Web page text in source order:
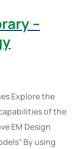
–
Explore the
of the
EM Design
By using